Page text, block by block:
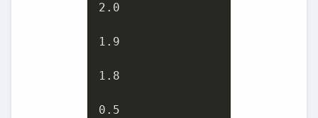
2.0
1.9
1.8
0.5